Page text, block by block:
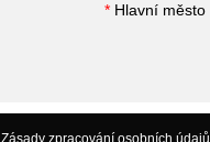
* Hlavní město
Zásady zpracování osobních údajů